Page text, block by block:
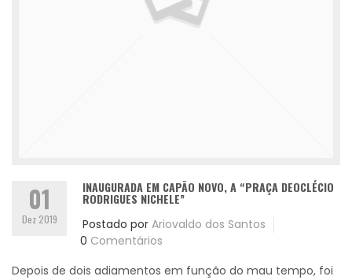
01
Dez 2019
INAUGURADA EM CAPÃO NOVO, A “PRAÇA DEOCLÉCIO
RODRIGUES NICHELE”
Postado por Ariovaldo dos Santos
0 Comentários
Depois de dois adiamentos em função do mau tempo, foi